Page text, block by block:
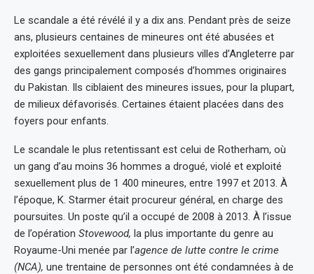
Le scandale a été révélé il y a dix ans. Pendant près de seize
ans, plusieurs centaines de mineures ont été abusées et
exploitées sexuellement dans plusieurs villes d’Angleterre par
des gangs principalement composés d’hommes originaires
du Pakistan. Ils ciblaient des mineures issues, pour la plupart,
de milieux défavorisés. Certaines étaient placées dans des
foyers pour enfants.
Le scandale le plus retentissant est celui de Rotherham, où
un gang d’au moins 36 hommes a drogué, violé et exploité
sexuellement plus de 1 400 mineures, entre 1997 et 2013. À
l’époque, K. Starmer était procureur général, en charge des
poursuites. Un poste qu’il a occupé de 2008 à 2013. À l’issue
de l’opération Stovewood, la plus importante du genre au
Royaume-Uni menée par l’agence de lutte contre le crime
(NCA), une trentaine de personnes ont été condamnées à de